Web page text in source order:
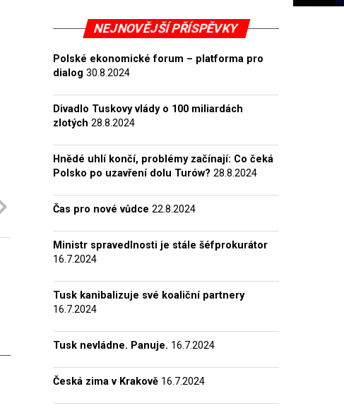
NEJNOVĚJŠÍ PŘÍSPĚVKY
Polské ekonomické forum – platforma pro
dialog 30.8.2024
Divadlo Tuskovy vlády o 100 miliardách
zlotých 28.8.2024
Hnědé uhlí končí, problémy začínají: Co čeká
Polsko po uzavření dolu Turów? 28.8.2024
Čas pro nové vůdce 22.8.2024
Ministr spravedlnosti je stále šéfprokurátor
16.7.2024
Tusk kanibalizuje své koaliční partnery
16.7.2024
Tusk nevládne. Panuje. 16.7.2024
Česká zima v Krakově 16.7.2024